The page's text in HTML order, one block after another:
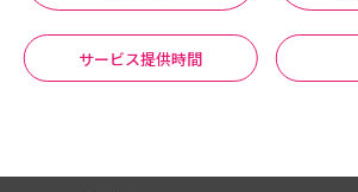
サービス提供時間